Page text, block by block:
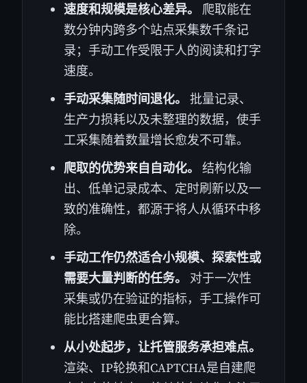
速度和规模是核心差异。 爬取能在
数分钟内跨多个站点采集数千条记
录；手动工作受限于人的阅读和打字
速度。
手动采集随时间退化。 批量记录、
生产力损耗以及未整理的数据，使手
工采集随着数量增长愈发不可靠。
爬取的优势来自自动化。 结构化输
出、低单记录成本、定时刷新以及一
致的准确性，都源于将人从循环中移
除。
手动工作仍然适合小规模、探索性或
需要大量判断的任务。
对于一次性
采集或仍在验证的指标，手工操作可
能比搭建爬虫更合算。
从小处起步，让托管服务承担难点。
渲染、IP轮换和CAPTCHA是自建爬